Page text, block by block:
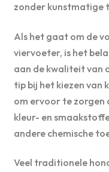
zonder kunstmatige
Als het gaat om de
viervoeter, is het
aan de kwaliteit van
tip bij het kiezen van
om ervoor te zorgen
kleur- en
andere chemische
Veel traditionele